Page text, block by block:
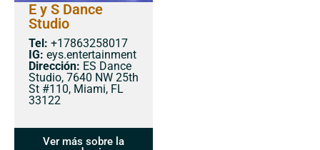
E y S Dance
Studio
Tel: +17863258017
IG: eys.entertainment
Dirección: ES Dance
Studio, 7640 NW 25th
St #110, Miami, FL
33122
Ver más sobre la